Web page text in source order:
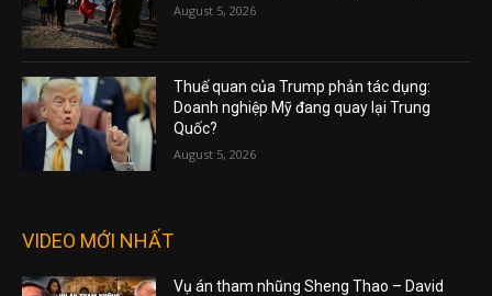
August 5, 2026
Thuế quan của Trump phản tác dụng:
Doanh nghiệp Mỹ đang quay lại Trung
Quốc?
August 5, 2026
VIDEO MỚI NHẤT
Vụ án tham nhũng Sheng Thao – David